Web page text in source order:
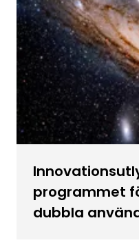
programmet
dubbla